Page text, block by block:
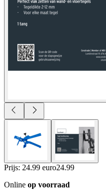
Prijs: 24.99 euro24.99
Online op voorraad